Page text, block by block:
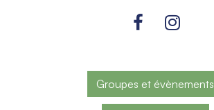
Groupes et évènements